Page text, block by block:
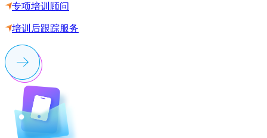
专项培训顾问
培训后跟踪服务